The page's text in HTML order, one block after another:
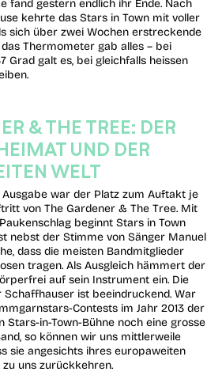
fand gestern endlich ihr Ende. Nach
kehrte das Stars in Town mit voller
sich über zwei Wochen erstreckende
Thermometer gab alles – bei
Grad galt es, bei gleichfalls heissen
& THE TREE: DER
UND DER
WELT
war der Platz zum Auftakt je
von The Gardener & The Tree. Mit
beginnt Stars in Town
nebst der Stimme von Sänger Manuel
dass die meisten Bandmitglieder
tragen. Als Ausgleich hämmert der
auf sein Instrument ein. Die
Schaffhauser ist beeindruckend. War
Contests im Jahr 2013 der
in-Town-Bühne noch eine grosse
so können wir uns mittlerweile
sie angesichts ihres europaweiten
uns zurückkehren.